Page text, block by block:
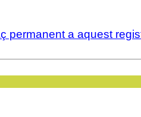
permanent a aquest